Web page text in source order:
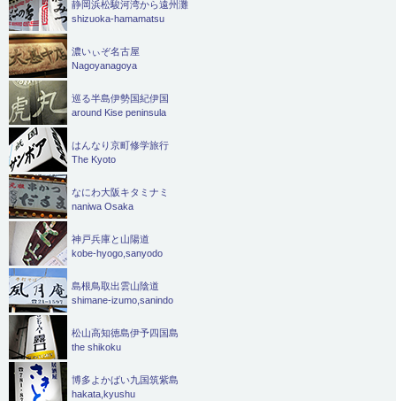
静岡浜松駿河湾から遠州灘
shizuoka-hamamatsu
濃いぃぞ名古屋
Nagoyanagoya
巡る半島伊勢国紀伊国
around Kise peninsula
はんなり京町修学旅行
The Kyoto
なにわ大阪キタミナミ
naniwa Osaka
神戸兵庫と山陽道
kobe-hyogo,sanyodo
島根鳥取出雲山陰道
shimane-izumo,sanindo
松山高知徳島伊予四国島
the shikoku
博多よかばい九国筑紫島
hakata,kyushu